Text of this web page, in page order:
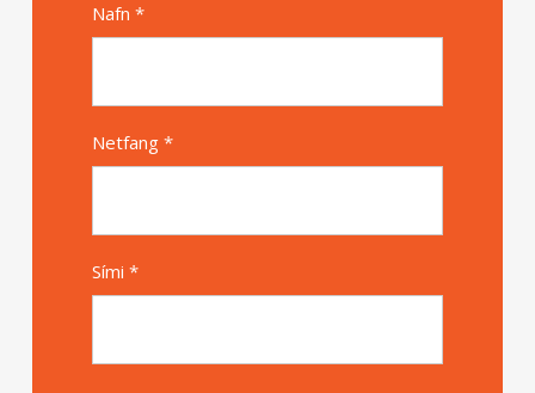
Nafn *
Netfang *
Sími *